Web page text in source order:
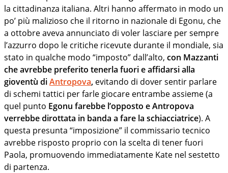
la cittadinanza italiana. Altri hanno affermato in modo un
po’ più malizioso che il ritorno in nazionale di Egonu, che
a ottobre aveva annunciato di voler lasciare per sempre
l’azzurro dopo le critiche ricevute durante il mondiale, sia
stato in qualche modo “imposto” dall’alto, con Mazzanti
che avrebbe preferito tenerla fuori e affidarsi alla
gioventù diAntropova, evitando di dover sentir parlare
di schemi tattici per farle giocare entrambe assieme (a
quel punto Egonu farebbe l’opposto e Antropova
verrebbe dirottata in banda a fare la schiacciatrice). A
questa presunta “imposizione” il commissario tecnico
avrebbe risposto proprio con la scelta di tener fuori
Paola, promuovendo immediatamente Kate nel sestetto
di partenza.